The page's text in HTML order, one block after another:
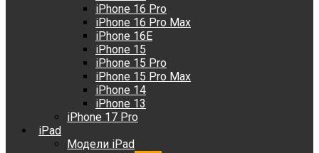
iPhone 16 Pro
iPhone 16 Pro Max
iPhone 16E
iPhone 15
iPhone 15 Pro
iPhone 15 Pro Max
iPhone 14
iPhone 13
iPhone 17 Pro
iPad
Модели iPad